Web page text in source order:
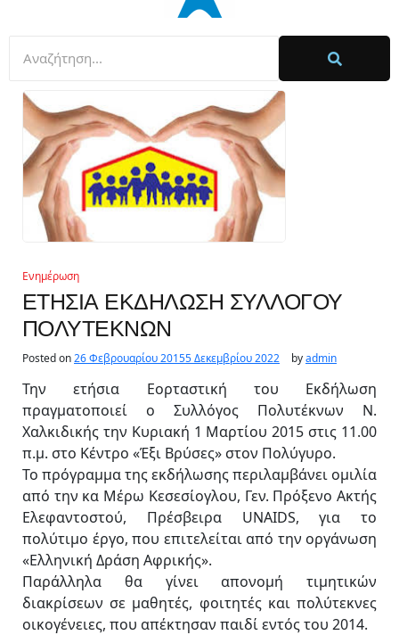
Ενημέρωση
ΕΤΗΣΙΑ ΕΚΔΗΛΩΣΗ ΣΥΛΛΟΓΟΥ
ΠΟΛΥΤΕΚΝΩΝ
Posted on26 Φεβρουαρίου 20155 Δεκεμβρίου 2022 byadmin
Την ετήσια Εορταστική του Εκδήλωση
πραγματοποιεί ο Συλλόγος Πολυτέκνων Ν.
Χαλκιδικής την Κυριακή 1 Μαρτίου 2015 στις 11.00
π.μ. στο Κέντρο «Έξι Βρύσες» στον Πολύγυρο.
Το πρόγραμμα της εκδήλωσης περιλαμβάνει ομιλία
από την κα Μέρω Κεσεσίογλου, Γεν. Πρόξενο Ακτής
Ελεφαντοστού, Πρέσβειρα UNAIDS, για το
πολύτιμο έργο, που επιτελείται από την οργάνωση
«Ελληνική Δράση Αφρικής».
Παράλληλα θα γίνει απονομή τιμητικών
διακρίσεων σε μαθητές, φοιτητές και πολύτεκνες
οικογένειες, που απέκτησαν παιδί εντός του 2014.